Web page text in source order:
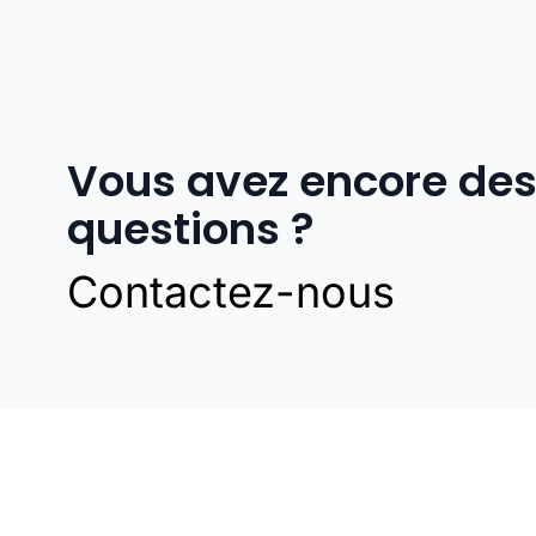
Vous avez encore des
questions ?
Contactez-nous